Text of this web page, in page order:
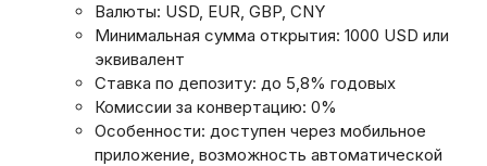
Валюты: USD, EUR, GBP, CNY
Минимальная сумма открытия: 1000 USD или
эквивалент
Ставка по депозиту: до 5,8% годовых
Комиссии за конвертацию: 0%
Особенности: доступен через мобильное
приложение, возможность автоматической